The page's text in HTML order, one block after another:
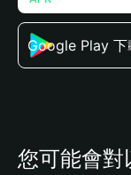
Google Play 下
您可能會對